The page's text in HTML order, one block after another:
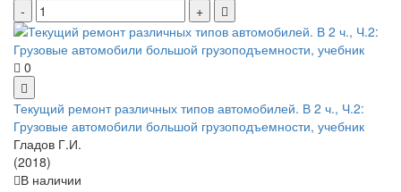
0
Текущий ремонт различных типов автомобилей. В 2 ч., Ч.2:
Грузовые автомобили большой грузоподъемности, учебник
Гладов Г.И.
(2018)
В наличии